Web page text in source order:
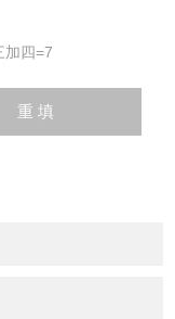
加四=7